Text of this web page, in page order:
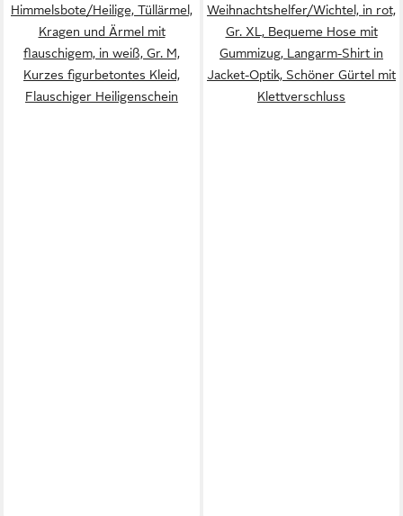
Himmelsbote/Heilige, Tüllärmel,
Kragen und Ärmel mit
flauschigem, in weiß, Gr. M,
Kurzes figurbetontes Kleid,
Flauschiger Heiligenschein
Weihnachtshelfer/Wichtel, in rot,
Gr. XL, Bequeme Hose mit
Gummizug, Langarm-Shirt in
Jacket-Optik, Schöner Gürtel mit
Klettverschluss